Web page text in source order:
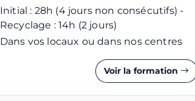
Initial : 28h (4 jours non consécutifs) -
Recyclage : 14h (2 jours)
Dans vos locaux ou dans nos centres
Voir la formation